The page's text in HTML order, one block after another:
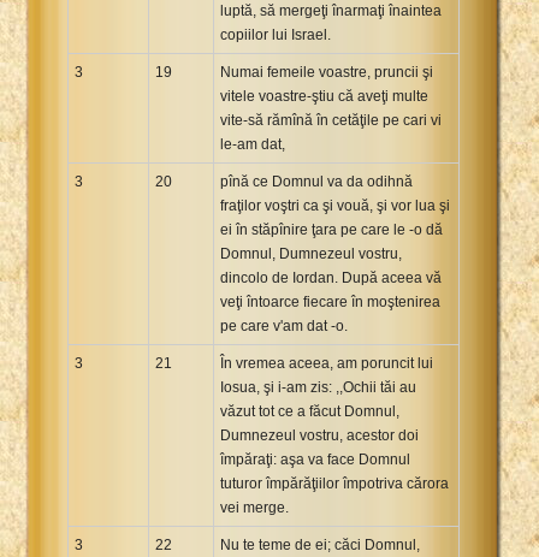
luptă, să mergeţi înarmaţi înaintea
copiilor lui Israel.
3 19
Numai femeile voastre, pruncii şi
vitele voastre-ştiu că aveţi multe
vite-să rămînă în cetăţile pe cari vi
le-am dat,
3 20
pînă ce Domnul va da odihnă
fraţilor voştri ca şi vouă, şi vor lua şi
ei în stăpînire ţara pe care le -o dă
Domnul, Dumnezeul vostru,
dincolo de Iordan. După aceea vă
veţi întoarce fiecare în moştenirea
pe care v'am dat -o.
3 21
În vremea aceea, am poruncit lui
Iosua, şi i-am zis: ,,Ochii tăi au
văzut tot ce a făcut Domnul,
Dumnezeul vostru, acestor doi
împăraţi: aşa va face Domnul
tuturor împărăţiilor împotriva cărora
vei merge.
3 22
Nu te teme de ei; căci Domnul,